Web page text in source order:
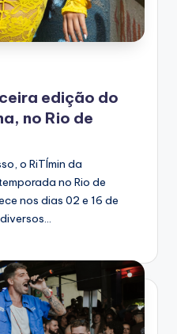
edição do
no Rio de
o RiTÍmin da
no Rio de
nos dias 02 e 16 de